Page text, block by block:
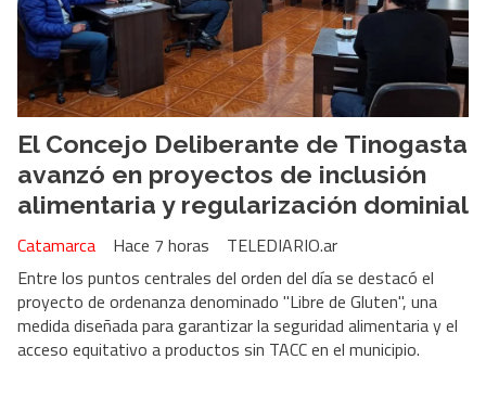
El Concejo Deliberante de Tinogasta
avanzó en proyectos de inclusión
alimentaria y regularización dominial
TELEDIARIO.ar
Catamarca
Hace 7 horas
Entre los puntos centrales del orden del día se destacó el
proyecto de ordenanza denominado "Libre de Gluten", una
medida diseñada para garantizar la seguridad alimentaria y el
acceso equitativo a productos sin TACC en el municipio.